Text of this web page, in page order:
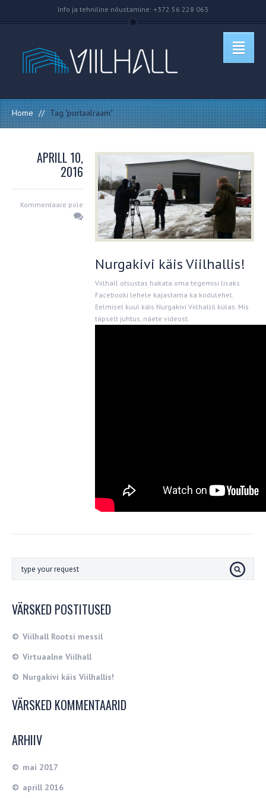
Info ja tehniline nõustamine: +372 56 228 063
Home // Tag "portaalraam"
APRILL 10,
2016
Kommentaare pole
Nurgakivi käis Viilhallis!
Viilhall otsustas hakata oma tegemisi lisaks
Facebooki lehele kajastama ka kodulehel.
Eelmisel kuul käis Nurgakivi Viilhallil külas. Mis
täpselt juhtus, näete videost.
VÄRSKED POSTITUSED
Viilhall Rootsi messil
Virtuaalne Viilhall
Nurgakivi käis Viilhallis!
VÄRSKED KOMMENTAARID
ARHIIV
mai 2017
aprill 2016